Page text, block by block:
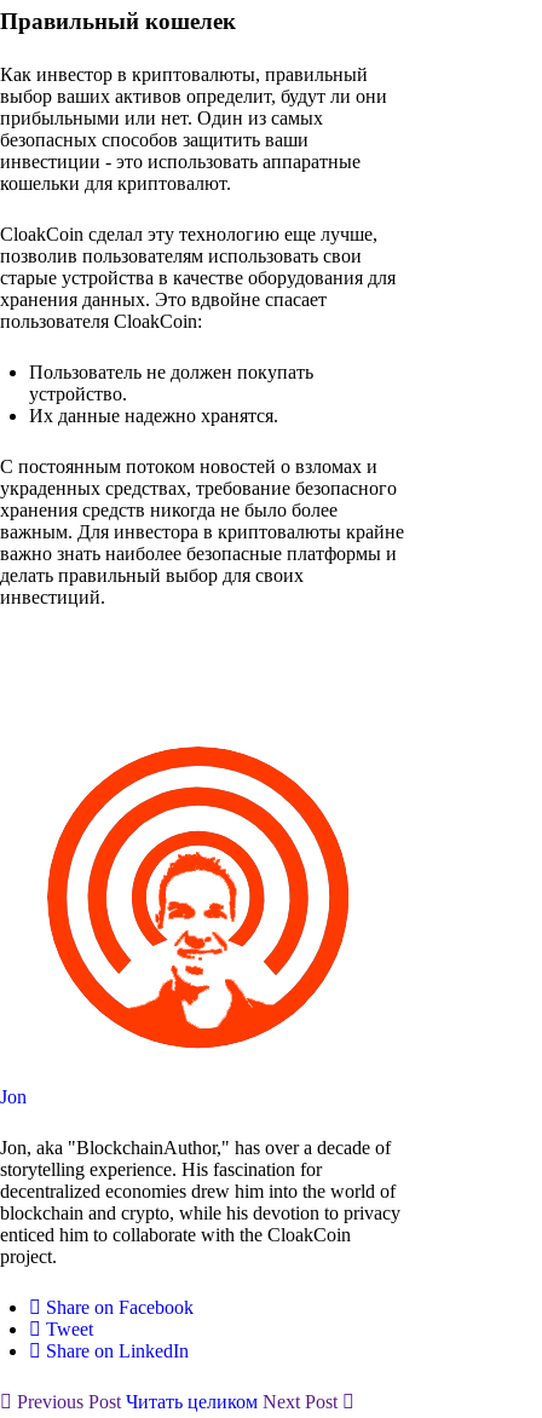
Правильный кошелек
Как инвестор в криптовалюты, правильный
выбор ваших активов определит, будут ли они
прибыльными или нет. Один из самых
безопасных способов защитить ваши
инвестиции - это использовать аппаратные
кошельки для криптовалют.
CloakCoin сделал эту технологию еще лучше,
позволив пользователям использовать свои
старые устройства в качестве оборудования для
хранения данных. Это вдвойне спасает
пользователя CloakCoin:
Пользователь не должен покупать
устройство.
Их данные надежно хранятся.
С постоянным потоком новостей о взломах и
украденных средствах, требование безопасного
хранения средств никогда не было более
важным. Для инвестора в криптовалюты крайне
важно знать наиболее безопасные платформы и
делать правильный выбор для своих
инвестиций.
Jon
Jon, aka "BlockchainAuthor," has over a decade of
storytelling experience. His fascination for
decentralized economies drew him into the world of
blockchain and crypto, while his devotion to privacy
enticed him to collaborate with the CloakCoin
project.
Share on Facebook
Tweet
Share on LinkedIn
Previous PostЧитать целиком Next Post